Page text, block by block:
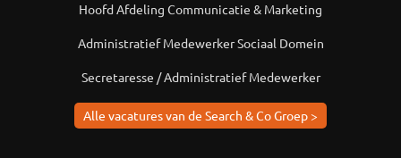
Hoofd Afdeling Communicatie & Marketing
Administratief Medewerker Sociaal Domein
Secretaresse / Administratief Medewerker
Alle vacatures van de Search & Co Groep >